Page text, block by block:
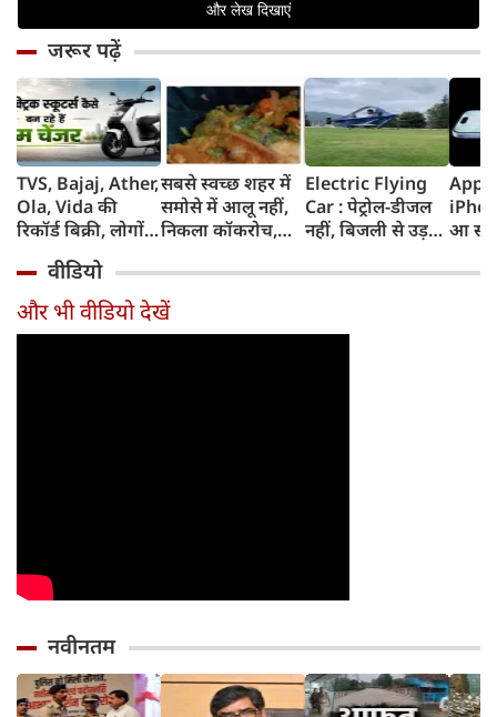
जरूर पढ़ें
TVS, Bajaj, Ather,
Ola, Vida की
रिकॉर्ड बिक्री, लोगों
हैं Electric
Scooters
सबसे स्‍वच्‍छ शहर में
समोसे में आलू नहीं,
निकला कॉकरोच,
CJP
Electric Flying
Car : पेट्रोल-डीजल
नहीं, बिजली से उड़ने
समस्या से आया
आ
वीडियो
और भी वीडियो देखें
नवीनतम